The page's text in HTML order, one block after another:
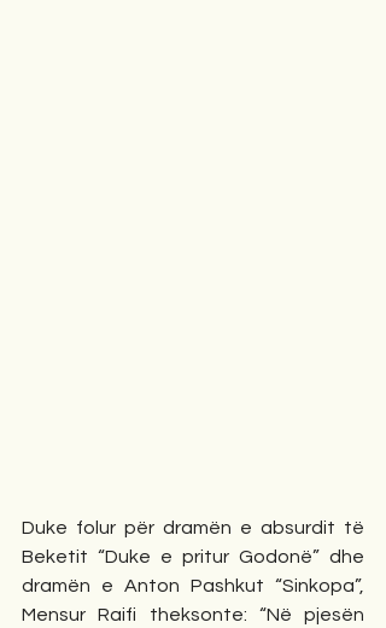
Duke folur për dramën e absurdit të
Beketit “Duke e pritur Godonë” dhe
dramën e Anton Pashkut “Sinkopa”,
Mensur Raifi theksonte: “Në pjesën